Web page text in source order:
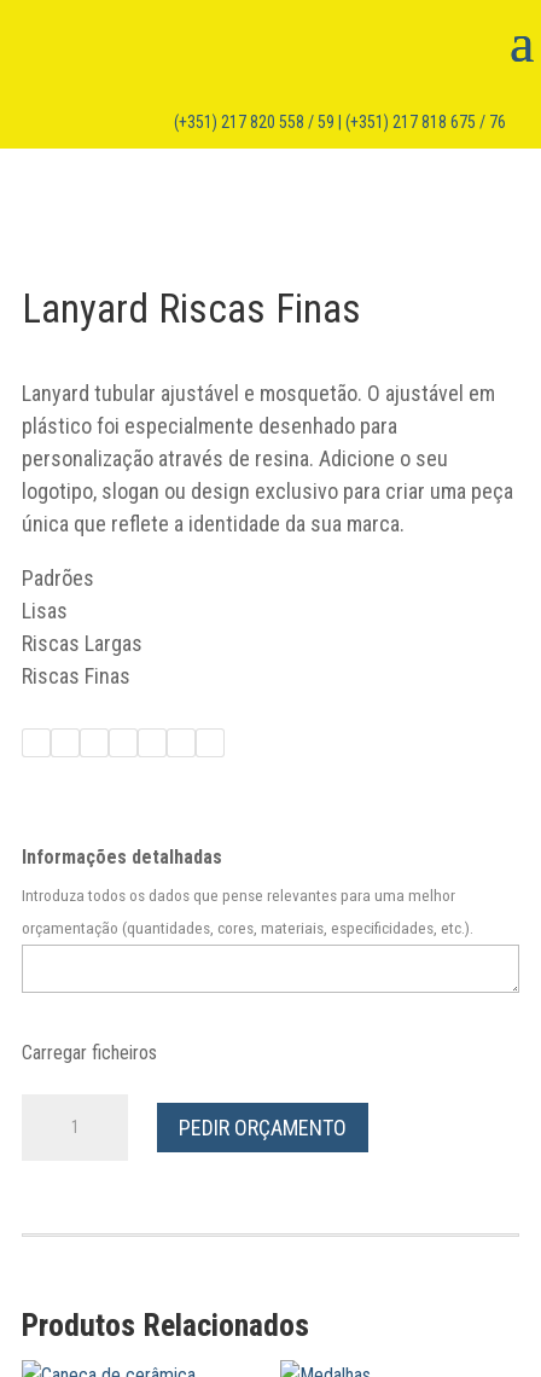
(+351) 217 820 558 / 59 | (+351) 217 818 675 / 76
Lanyard Riscas Finas
Lanyard tubular ajustável e mosquetão. O ajustável em
plástico foi especialmente desenhado para
personalização através de resina. Adicione o seu
logotipo, slogan ou design exclusivo para criar uma peça
única que reflete a identidade da sua marca.
Padrões
Lisas
Riscas Largas
Riscas Finas
Informações detalhadas
Introduza todos os dados que pense relevantes para uma melhor
orçamentação (quantidades, cores, materiais, especificidades, etc.).
Carregar ficheiros
Finas
PEDIR ORÇAMENTO
Produtos Relacionados